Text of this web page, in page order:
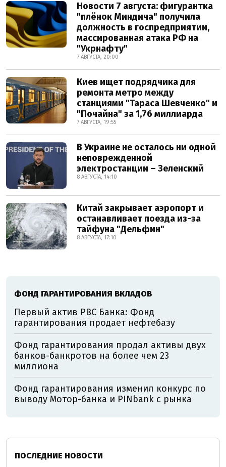
Новости 7 августа: фигурантка
"плёнок Миндича" получила
должность в госпредприятии,
массированная атака РФ на
"Укрнафту"
7 АВГУСТА, 20:00
Киев ищет подрядчика для
ремонта метро между
станциями "Тараса Шевченко" и
"Почайна" за 1,76 миллиарда
7 АВГУСТА, 19:55
В Украине не осталось ни одной
неповрежденной
электростанции – Зеленский
8 АВГУСТА, 14:10
Китай закрывает аэропорт и
останавливает поезда из-за
тайфуна "Дельфин"
8 АВГУСТА, 17:10
ФОНД ГАРАНТИРОВАНИЯ ВКЛАДОВ
Первый актив РВС Банка: Фонд
гарантирования продает нефтебазу
Фонд гарантирования продал активы двух
банков-банкротов на более чем 23
миллиона
Фонд гарантирования изменил конкурс по
выводу Мотор-банка и PINbank с рынка
ПОСЛЕДНИЕ НОВОСТИ